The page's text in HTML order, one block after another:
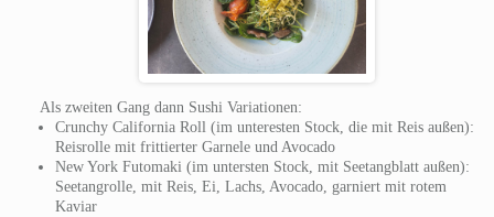
Als zweiten Gang dann Sushi Variationen:
Crunchy California Roll (im unteresten Stock, die mit Reis außen):
Reisrolle mit frittierter Garnele und Avocado
New York Futomaki (im untersten Stock, mit Seetangblatt außen):
Seetangrolle, mit Reis, Ei, Lachs, Avocado, garniert mit rotem
Kaviar